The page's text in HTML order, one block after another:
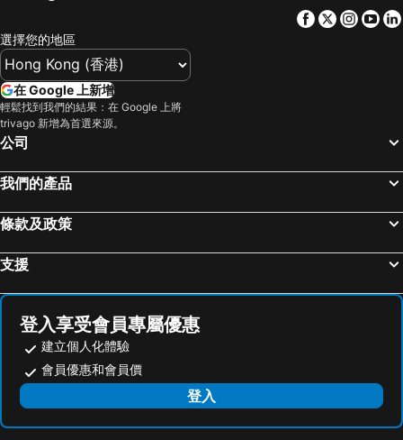
Facebook
Twitter
選擇您的地區
在 Google 上新增
輕鬆找到我們的結果：在 Google 上將
trivago 新增為首選來源。
公司
我們的產品
條款及政策
支援
登入享受會員專屬優惠
建立個人化體驗
會員優惠和會員價
登入